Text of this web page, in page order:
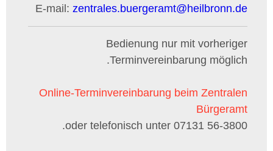
E-mail: zentrales.buergeramt@heilbronn.de
Bedienung nur mit vorheriger
Terminvereinbarung möglich.
Online-Terminvereinbarung beim Zentralen
Bürgeramt
oder telefonisch unter 07131 56-3800.